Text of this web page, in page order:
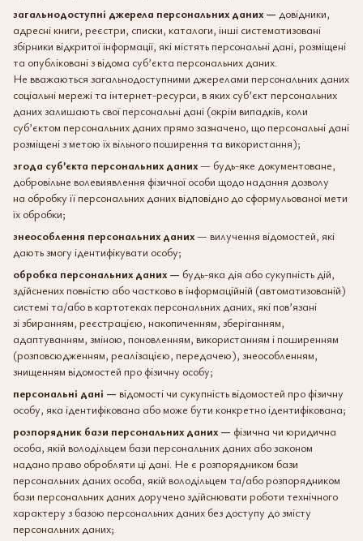
загальнодоступні джерела персональних даних — довідники,
адресні книги, реєстри, списки, каталоги, інші систематизовані
збірники відкритої інформації, які містять персональні дані, розміщені
та опубліковані з відома суб’єкта персональних даних.
Не вважаються загальнодоступними джерелами персональних даних
соціальні мережі та інтернет-ресурси, в яких суб’єкт персональних
даних залишають свої персональні дані (окрім випадків, коли
суб’єктом персональних даних прямо зазначено, що персональні дані
розміщені з метою їх вільного поширення та використання);
згода суб’єкта персональних даних— будь-яке документоване,
добровільне волевиявлення фізичної особи щодо надання дозволу
на обробку її персональних даних відповідно до сформульованої мети
їх обробки;
знеособлення персональних даних— вилучення відомостей, які
дають змогу ідентифікувати особу;
обробка персональних даних — будь-яка дія або сукупність дій,
здійснених повністю або частково в інформаційній (автоматизованій)
системі та/або в картотеках персональних даних, які пов’язані
зі збиранням, реєстрацією, накопиченням, зберіганням,
адаптуванням, зміною, поновленням, використанням і поширенням
(розповсюдженням, реалізацією, передачею), знеособленням,
знищенням відомостей про фізичну особу;
персональні дані — відомості чи сукупність відомостей про фізичну
особу, яка ідентифікована або може бути конкретно ідентифікована;
розпорядник бази персональних даних — фізична чи юридична
особа, якій володільцем бази персональних даних або законом
надано право обробляти ці дані. Не є розпорядником бази
персональних даних особа, якій володільцем та/або розпорядником
бази персональних даних доручено здійснювати роботи технічного
характеру з базою персональних даних без доступу до змісту
персональних даних;